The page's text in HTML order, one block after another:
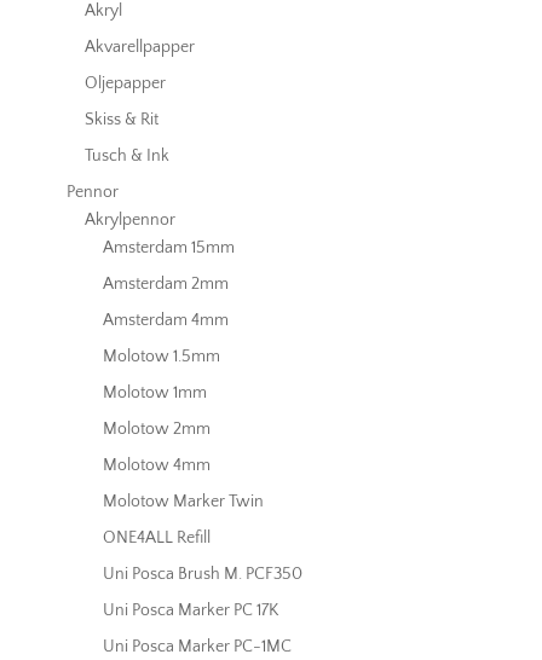
Akryl
Akvarellpapper
Oljepapper
Skiss & Rit
Tusch & Ink
Pennor
Akrylpennor
Amsterdam 15mm
Amsterdam 2mm
Amsterdam 4mm
Molotow 1.5mm
Molotow 1mm
Molotow 2mm
Molotow 4mm
Molotow Marker Twin
ONE4ALL Refill
Uni Posca Brush M. PCF350
Uni Posca Marker PC 17K
Uni Posca Marker PC-1MC